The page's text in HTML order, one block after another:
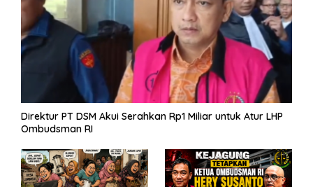
Direktur PT DSM Akui Serahkan Rp1 Miliar untuk Atur LHP
Ombudsman RI